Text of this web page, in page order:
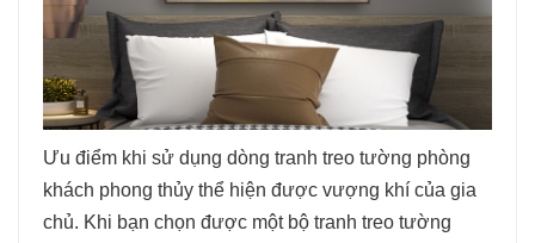
Ưu điểm khi sử dụng dòng tranh treo tường phòng
khách phong thủy thể hiện được vượng khí của gia
chủ. Khi bạn chọn được một bộ tranh treo tường